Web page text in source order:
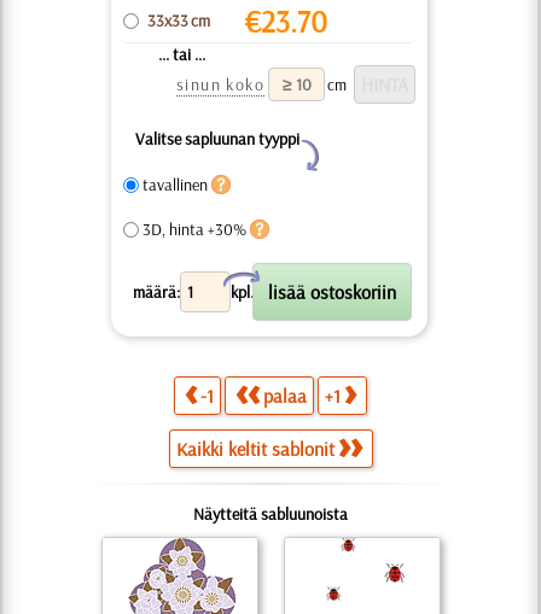
33x33 cm €23.70
... tai ...
sinun koko
cm
Valitse sapluunan tyyppi
Y
tavallinen
3D, hinta +30%
määrä: kpl.
X
-1 palaa +1
Kaikki keltit sablonit
Näytteitä sabluunoista